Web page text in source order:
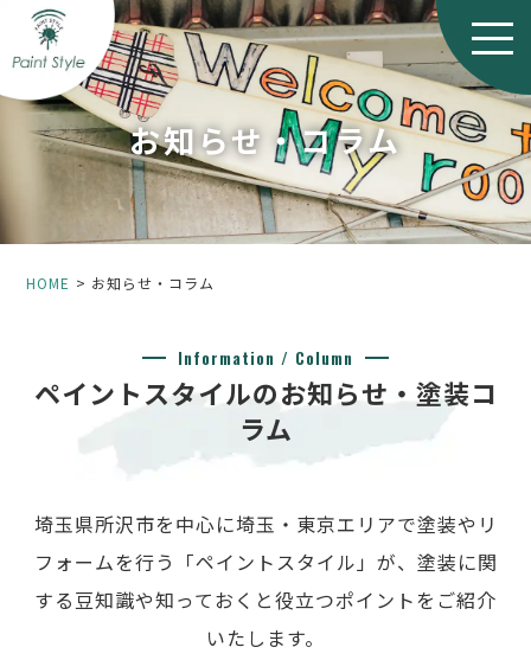
お知らせ・コラム
HOME お知らせ・コラム
Information / Column
ペイントスタイルのお知らせ・塗装コ
ラム
埼玉県所沢市を中心に埼玉・東京エリアで塗装やリ
フォームを行う「ペイントスタイル」が、 塗装に関
する豆知識や知っておくと役立つポイントをご紹介
いたします。